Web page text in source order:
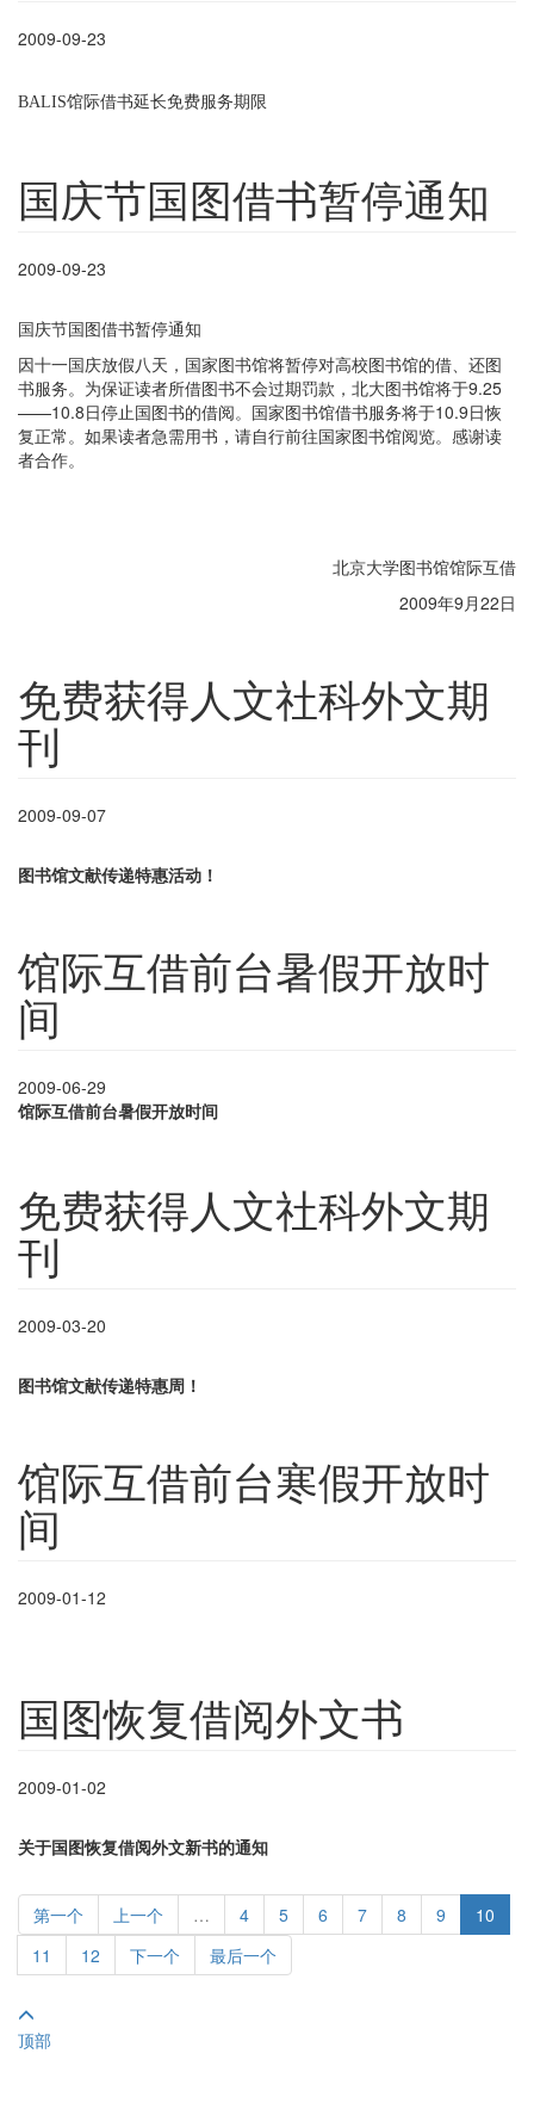
2009-09-23
BALIS馆际借书延长免费服务期限
国庆节国图借书暂停通知
2009-09-23
国庆节国图借书暂停通知
因十一国庆放假八天，国家图书馆将暂停对高校图书馆的借、还图
书服务。为保证读者所借图书不会过期罚款，北大图书馆将于9.25
——10.8日停止国图书的借阅。国家图书馆借书服务将于10.9日恢
复正常。如果读者急需用书，请自行前往国家图书馆阅览。感谢读
者合作。
北京大学图书馆馆际互借
2009年9月22日
免费获得人文社科外文期
刊
2009-09-07
图书馆文献传递特惠活动！
馆际互借前台暑假开放时
间
2009-06-29
馆际互借前台暑假开放时间
免费获得人文社科外文期
刊
2009-03-20
图书馆文献传递特惠周！
馆际互借前台寒假开放时
间
2009-01-12
国图恢复借阅外文书
2009-01-02
关于国图恢复借阅外文新书的通知
第一个 上一个 … 4 5 6 7 8 9
10
11
12 下一个 最后一个
顶部